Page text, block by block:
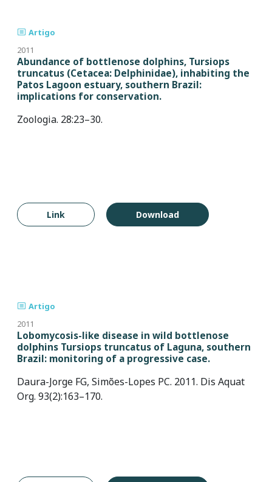
Artigo
2011
Abundance of bottlenose dolphins, Tursiops
truncatus (Cetacea: Delphinidae), inhabiting the
Patos Lagoon estuary, southern Brazil:
implications for conservation.
Zoologia. 28:23–30.
Link Download
Artigo
2011
Lobomycosis-like disease in wild bottlenose
dolphins Tursiops truncatus of Laguna, southern
Brazil: monitoring of a progressive case.
Daura-Jorge FG, Simões-Lopes PC. 2011. Dis Aquat
Org. 93(2):163–170.